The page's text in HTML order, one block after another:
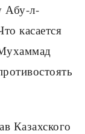
Абу-л-
касается
Казахского